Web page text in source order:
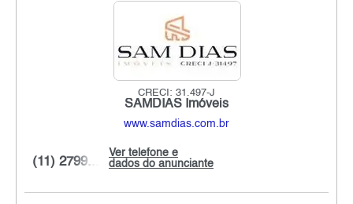
CRECI: 31.497-J
SAMDIAS Imóveis
www.samdias.com.br
Ver telefone e
dados do anunciante
(11) 2799...